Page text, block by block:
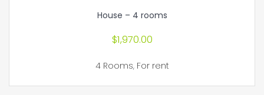
House – 4 rooms
$1,970.00
4 Rooms, For rent